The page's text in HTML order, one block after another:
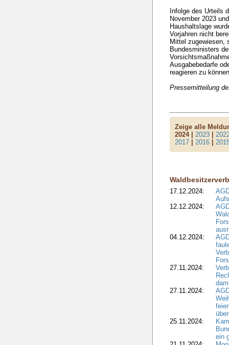
Infolge des Urteils
November 2023
Haushaltslage
Vorjahren nicht
Mittel zugewiesen,
Bundesministers
Ausgabebedarfe
reagieren zu
Pressemitteilung
Zeige alle
2024 |2023 |
2017 |2016 |
17.12.2024:
12.12.2024:
04.12.2024:
27.11.2024:
27.11.2024:
25.11.2024:
ein